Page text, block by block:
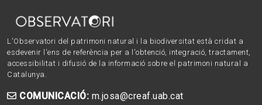
L'Observatori del patrimoni natural i la biodiversitat està cridat a
esdevenir l'ens de referència per a l'obtenció, integració, tractament,
accessibilitat i difusió de la informació sobre el patrimoni natural a
Catalunya.
COMUNICACIÓ: m.josa@creaf.uab.cat